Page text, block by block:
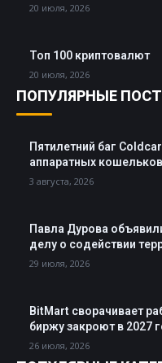
20 июля, 2026
Топ 100 криптовалют
20 июля, 2026
ПОПУЛЯРНЫЕ
Пятилетний баг
аппаратных кошельков
3 августа, 2026
Павла Дурова
делу о содействии
29 июля, 2026
BitMart сворачивает
биржу закроют в 2027
26 июля, 2026